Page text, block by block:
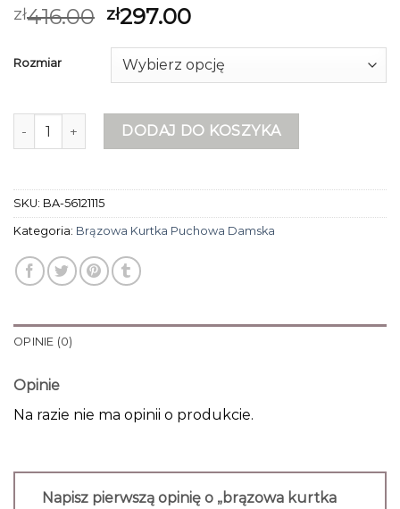
zł416.00 zł297.00
Rozmiar
ilość brązowa kurtka puchowa damska
DODAJ DO KOSZYKA
SKU: BA-56121115
Kategoria: Brązowa Kurtka Puchowa Damska
OPINIE (0)
Opinie
Na razie nie ma opinii o produkcie.
Napisz pierwszą opinię o „brązowa kurtka